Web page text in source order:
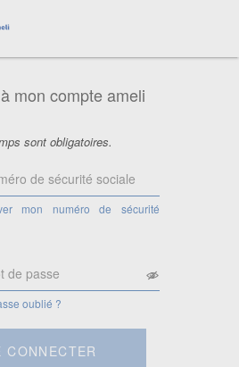
mon compte ameli
sont obligatoires.
mon numéro de sécurité
numéro de sécurité
vous êtes ayant droit,
de sécurité sociale
oublié ?
CONNECTER